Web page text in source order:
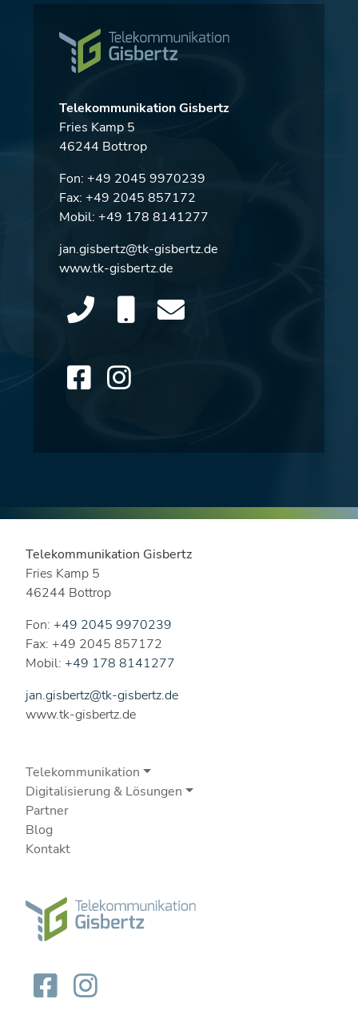
Telekommunikation Gisbertz
Fries Kamp 5
46244 Bottrop
Fon: +49 2045 9970239
Fax: +49 2045 857172
Mobil: +49 178 8141277
jan.gisbertz@tk-gisbertz.de
www.tk-gisbertz.de
Telekommunikation Gisbertz
Fries Kamp 5
46244 Bottrop
Fon: +49 2045 9970239
Fax: +49 2045 857172
Mobil: +49 178 8141277
jan.gisbertz@tk-gisbertz.de
www.tk-gisbertz.de
Telekommunikation
Digitalisierung & Lösungen
Partner
Blog
Kontakt